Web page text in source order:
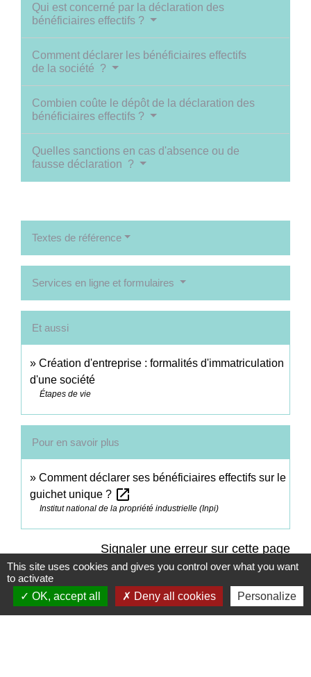
Qui est concerné par la déclaration des
bénéficiaires effectifs ?
Comment déclarer les bénéficiaires effectifs
de la société ?
Combien coûte le dépôt de la déclaration des
bénéficiaires effectifs ?
Quelles sanctions en cas d'absence ou de
fausse déclaration ?
Textes de référence
Services en ligne et formulaires
Et aussi
Création d'entreprise : formalités d'immatriculation
d'une société
Étapes de vie
Pour en savoir plus
Comment déclarer ses bénéficiaires effectifs sur le
guichet unique ? open_in_new
Institut national de la propriété industrielle (Inpi)
Signaler une erreur sur cette page
This site uses cookies and gives you control over what you want
to activate
OK, accept all
Deny all cookies Personalize